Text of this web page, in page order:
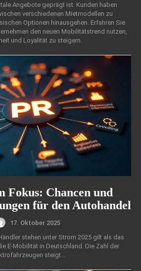
Angebote geprägt ist. Kunden haben
verschiedenen Mietmodellen zu
Optionen hinausgehen. Erfahren Sie
den neuen Mobilitätstrend nutzen,
und Loyalität zu steigern.
Fokus: Chancen und
für den Autohandel
17. Oktober 2025
stehen unter Strom 2025 gilt als das
E-Mobilität in Deutschland. Die Zahl der
steigt...